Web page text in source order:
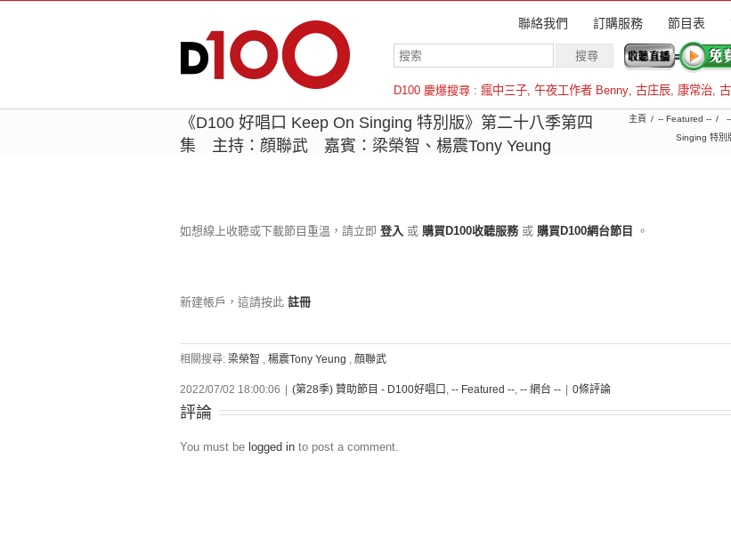
聯絡我們 訂購服務 節目表
D100 慶爆搜尋 : 瘋中三子, 午夜工作者 Benny, 古庄辰, 康常治,
羅倫斯
《D100 好唱口 Keep On Singing 特別版》第二十八季第四
集 主持：顔聯武 嘉賓：梁榮智、楊震Tony Yeung
主頁 -- Featured --
Singing 特別
如想線上收聽或下載節目重溫，請立即 登入 或 購買D100收聽服務 或 購買D100網台節目 。
新建帳戶，這請按此 註冊
相關搜尋: 梁榮智 , 楊震Tony Yeung , 顔聯武
2022/07/02 18:00:06 (第28季) 贊助節目 - D100好唱口 , -- Featured --, -- 網台 -- 0條評論
評論
You must be logged in to post a comment.